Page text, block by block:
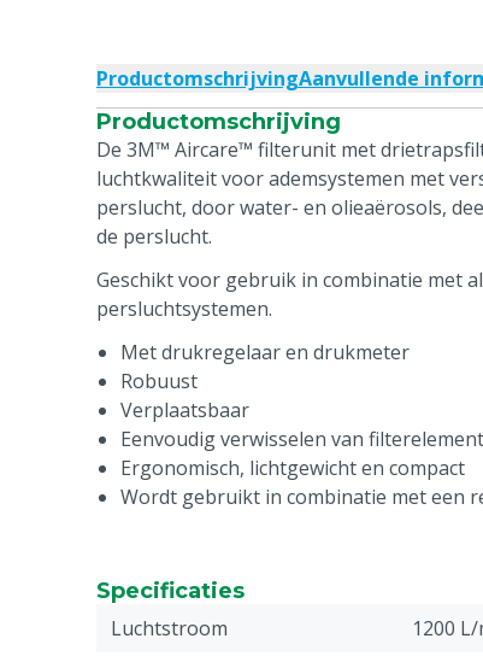
ProductomschrijvingAanvullende
Productomschrijving
De 3M™ Aircare™ filterunit met
luchtkwaliteit voor ademsystemen met
perslucht, door water- en olieaërosols,
de perslucht.
Geschikt voor gebruik in combinatie met
persluchtsystemen.
Met drukregelaar en drukmeter
Robuust
Verplaatsbaar
Eenvoudig verwisselen van filterelement
Ergonomisch, lichtgewicht en compact
Wordt gebruikt in combinatie met een
Specificaties
Luchtstroom
1200